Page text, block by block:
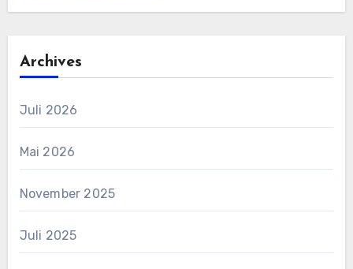
Archives
Juli 2026
Mai 2026
November 2025
Juli 2025